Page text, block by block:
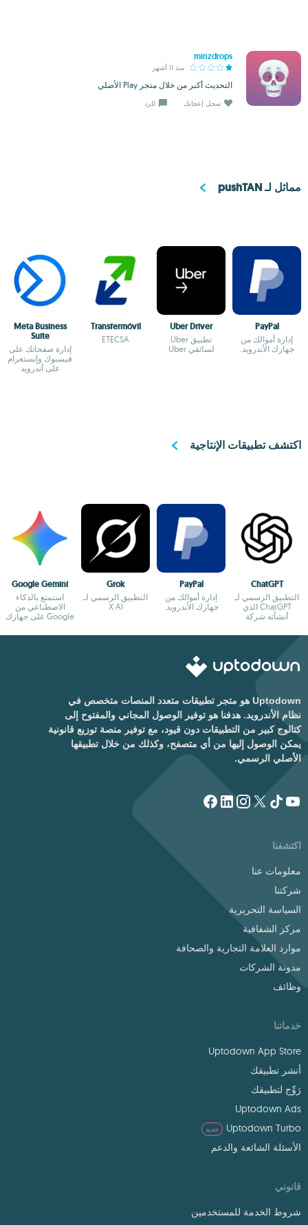
minzdrops
منذ 11 أشهر
التحديث أكبر من خلال متجر Play الأصلي
سجل إعجابك للرد
مماثل لـ pushTAN
PayPal
إدارة أموالك من
جهازك الأندرويد.
Uber Driver
تطبيق Uber
لسائقي Uber
Transfermóvil
ETECSA
Meta Business
Suite
إدارة صفحاتك على
فيسبوك وإنستغرام
على أندرويد
اكتشف تطبيقات الإنتاجية
ChatGPT
التطبيق الرسمي لـ
ChatGPT الذي
أنشأته شركة
PayPal
إدارة أموالك من
جهازك الأندرويد.
Grok
التطبيق الرسمي لـ
X AI
Google Gemini
استمتع بالذكاء
الاصطناعي من
Google على جهازك
الرسمي
Uptodown هو متجر تطبيقات متعدد المنصات متخصص في
نظام الأندرويد. هدفنا هو توفير الوصول المجاني والمفتوح إلى
كتالوج كبير من التطبيقات دون قيود، مع توفير منصة توزيع قانونية
يمكن الوصول إليها من أي متصفح، وكذلك من خلال تطبيقها
الأصلي الرسمي.
اكتشفنا
معلومات عنا
شركتنا
السياسة التحريرية
مركز الشفافية
موارد العلامة التجارية والصحافة
مدونة الشركات
وظائف
خدماتنا
Uptodown App Store
أنشر تطبيقك
رَوِّج لتطبيقك
Uptodown Ads
Uptodown Turbo
جديد
الأسئلة الشائعة والدعم
قانوني
شروط الخدمة للمستخدمين